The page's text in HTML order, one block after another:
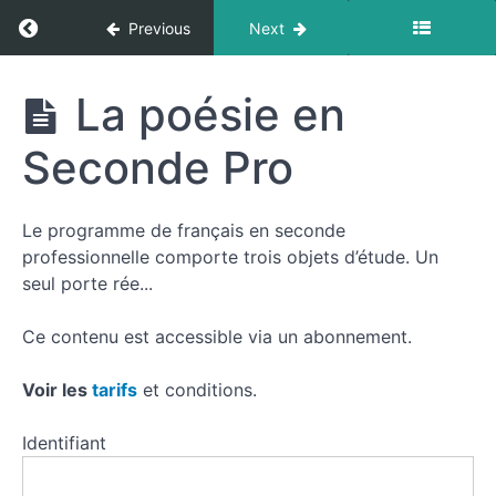
Return to course: La poésie dans les
Previous Next
La poésie
dans les
programmes
dans
programmes
La place
inégale de la
La poésie en
Seconde Pro
Le programme de français en seconde
professionnelle comporte trois objets d’étude. Un
seul porte rée...
Ce contenu est accessible via un abonnement.
Voir les tarifs et conditions.
Identifiant